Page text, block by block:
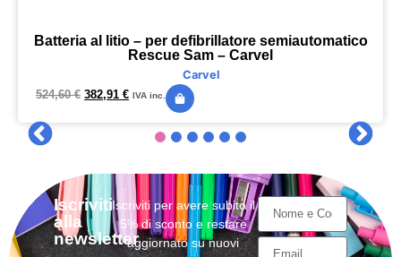
Batteria al litio – per defibrillatore semiautomatico
Rescue Sam – Carvel
Carvel
524,60€ 382,91 € IVA inc.
Iscriviti
alla
newsletter
Iscriviti per avere subito il
5% di sconto e restare
aggiornato su nuovi